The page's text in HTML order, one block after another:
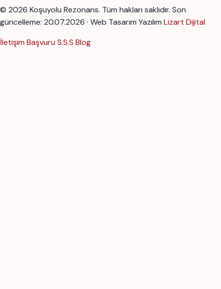
© 2026 Koşuyolu Rezonans. Tüm hakları saklıdır. Son
güncelleme: 20.07.2026 · Web Tasarım Yazılım Lizart Dijital
İletişim Başvuru S.S.S Blog